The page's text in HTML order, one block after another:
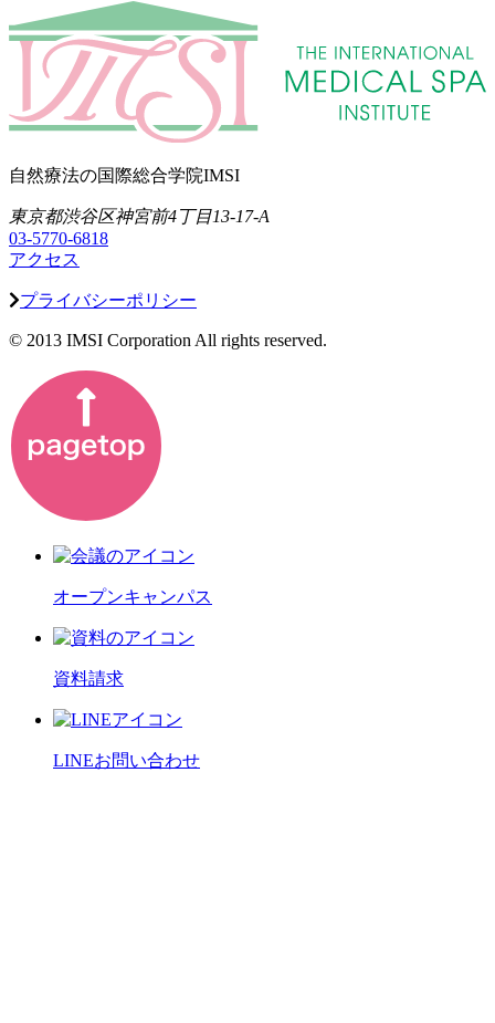
自然療法の国際総合学院IMSI
東京都渋谷区神宮前4丁目13-17-A
03-5770-6818
アクセス
プライバシーポリシー
© 2013 IMSI Corporation All rights reserved.
オープンキャンパス
資料請求
LINEお問い合わせ